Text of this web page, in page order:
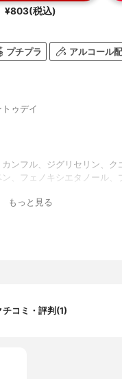
¥803(税込)
プチプラ アルコール
ゥデイ
ンフル、ジグリセリン、
、フェノキシエタノール、
もっと見る
チコミ・評判(1)